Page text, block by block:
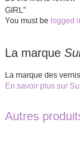
GIRL”
You must be logged
La marque
La marque des
En savoir plus sur
Autres